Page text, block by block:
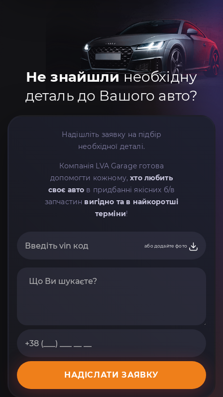
Не знайшлинеобхідну
деталь до Вашого авто?
Надішліть заявку на підбір
необхідної деталі.
Компанія LVA Garage готова
допомогти кожному,хто любить
своє авто в придбанні якісних б/в
запчастин вигідно та в найкоротші
терміни!
або додайте фото
НАДІСЛАТИ ЗАЯВКУ